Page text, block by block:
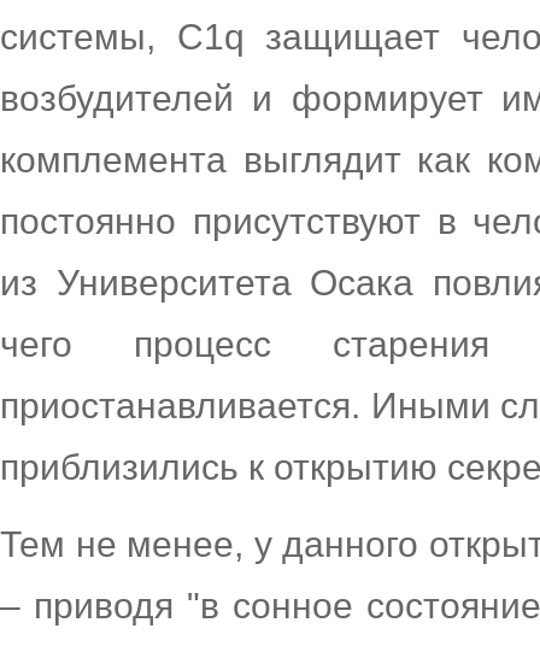
системы, C1q защищает
возбудителей и формирует
комплемента выглядит как
постоянно присутствуют в
из Университета Осака
чего процесс старения
приостанавливается. Иными
приблизились к открытию
Тем не менее, у данного
– приводя "в сонное